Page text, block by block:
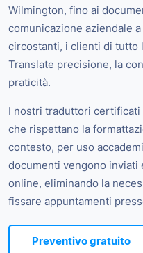
Wilmington, fino ai
comunicazione aziendale
circostanti, i clienti di tutto
Translate precisione, la
praticità.
I nostri traduttori
che rispettano la
contesto, per uso
documenti vengono inviati
online, eliminando la
fissare appuntamenti
Preventivo gratuito